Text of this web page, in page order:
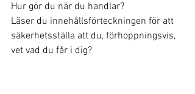
Hur gör du när du handlar?
Läser du innehållsförteckningen för att
säkerhetsställa att du, förhoppningsvis,
vet vad du får i dig?